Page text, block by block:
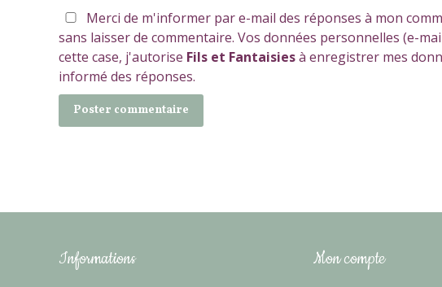
Merci de m'informer par e-mail des réponses à mon
sans laisser de commentaire. Vos données personnelles (e-
cette case, j'autorise Fils et Fantaisiesà enregistrer mes
informé des réponses.
Poster commentaire
Informations Mon compte